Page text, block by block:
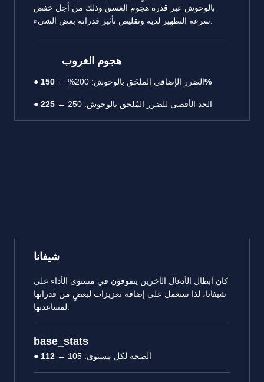
بالوحوش عبر قدرة هجوم الغسق وذلك من أجل خفض
هجوم الغروب
● الضرر الإضافي الملحَق بالوحوش: 200% ←150%
● الحد الأقصى للضرر المُلحق بالوحوش: 250 ←
شيفانا
كان أبطال الأدغال الأخرين يتفوقون في مستوى الأداء على
شيفانا، لذا سنعمل على إضافة تعزيزات لبعضٍ من قدراتها
base_stats
● الصحة لكل مستوى: 105 ←